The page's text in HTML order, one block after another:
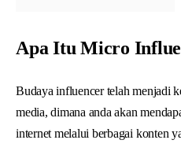
Apa Itu Micro
Budaya influencer telah menjadi
media, dimana anda akan
internet melalui berbagai konten